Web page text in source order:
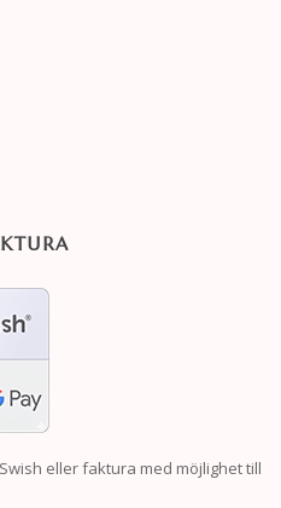
eller faktura med möjlighet till